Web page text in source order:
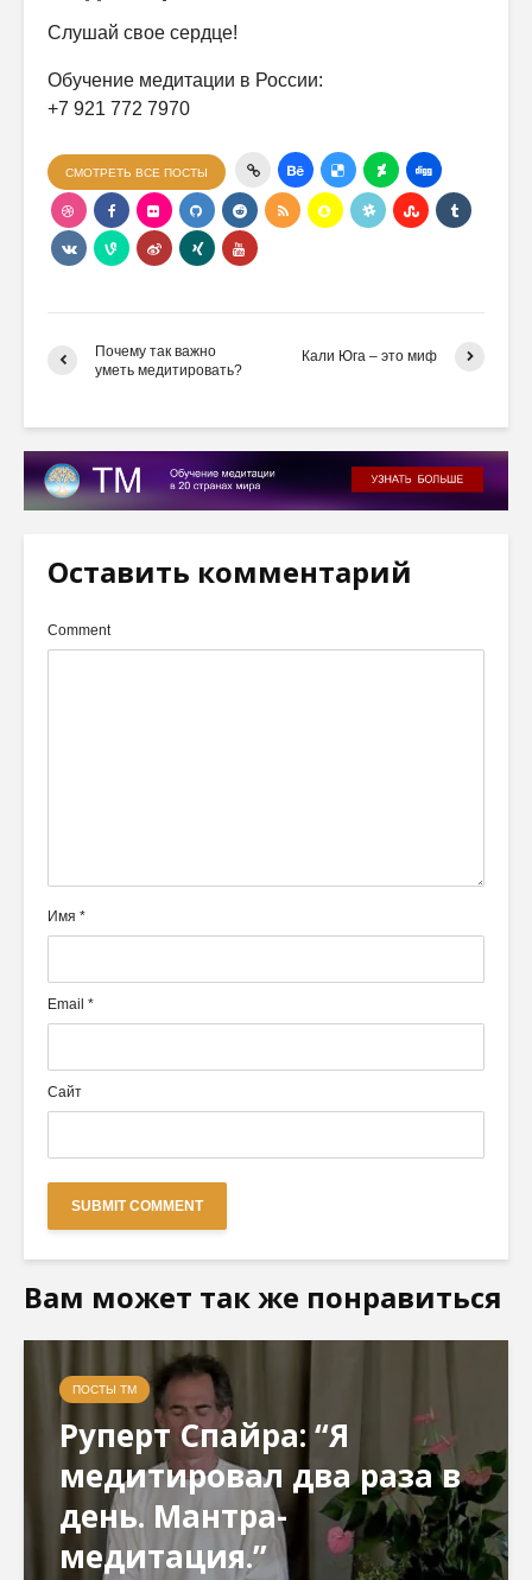
Слушай свое сердце!
Обучение медитации в России:
+7 921 772 7970
СМОТРЕТЬ ВСЕ ПОСТЫ
Почему так важно
уметь медитировать?
Кали Юга – это миф
Оставить комментарий
Comment
Имя *
Email *
Сайт
Вам может так же понравиться
ПОСТЫ ТМ
Руперт Спайра: “Я
медитировал два раза в
день. Мантра-
медитация.”